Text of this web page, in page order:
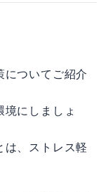
についてご紹介
にしましょ
、ストレス軽